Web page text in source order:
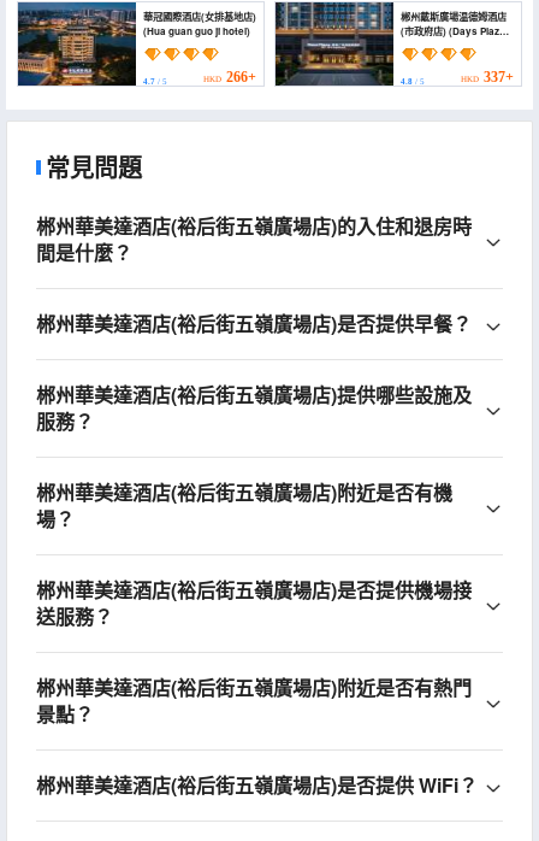
華冠國際酒店(女排基地店)
(Hua guan guo ji hotel)
4.7 / 5 HKD 266+
郴州戴斯廣場温德姆酒店
(市政府店) (Days Plaza
By Wyndham
Chenzhou)
4.8/ 5 HKD 337+
常見問題
郴州華美達酒店(裕后街五嶺廣場店)的入住和退房時
間是什麼？
郴州華美達酒店(裕后街五嶺廣場店)是否提供早餐？
郴州華美達酒店(裕后街五嶺廣場店)提供哪些設施及
服務？
郴州華美達酒店(裕后街五嶺廣場店)附近是否有機
場？
郴州華美達酒店(裕后街五嶺廣場店)是否提供機場接
送服務？
郴州華美達酒店(裕后街五嶺廣場店)附近是否有熱門
景點？
郴州華美達酒店(裕后街五嶺廣場店)是否提供 WiFi？